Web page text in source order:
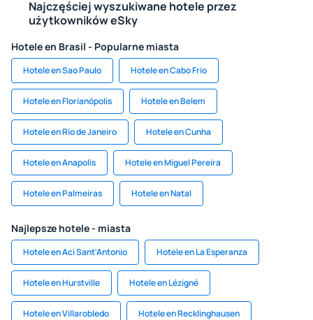
Najczęściej wyszukiwane hotele przez
użytkowników eSky
Hotele en Brasil - Popularne miasta
Hotele en Sao Paulo Hotele en Cabo Frio
Hotele en Florianópolis Hotele en Belem
Hotele en Río de Janeiro Hotele en Cunha
Hotele en Anapolis Hotele en Miguel Pereira
Hotele en Palmeiras Hotele en Natal
Najlepsze hotele - miasta
Hotele en Aci Sant'Antonio Hotele en La Esperanza
Hotele en Hurstville Hotele en Lézigné
Hotele en Villarobledo Hotele en Recklinghausen